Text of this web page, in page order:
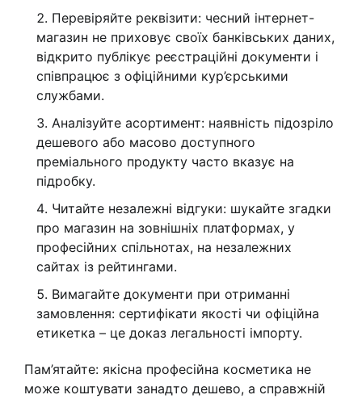
Перевіряйте реквізити: чесний інтернет-
магазин не приховує своїх банківських даних,
відкрито публікує реєстраційні документи і
співпрацює з офіційними кур’єрськими
службами.
Аналізуйте асортимент: наявність підозріло
дешевого або масово доступного
преміального продукту часто вказує на
підробку.
Читайте незалежні відгуки: шукайте згадки
про магазин на зовнішніх платформах, у
професійних спільнотах, на незалежних
сайтах із рейтингами.
Вимагайте документи при отриманні
замовлення: сертифікати якості чи офіційна
етикетка – це доказ легальності імпорту.
Пам’ятайте: якісна професійна косметика не
може коштувати занадто дешево, а справжній